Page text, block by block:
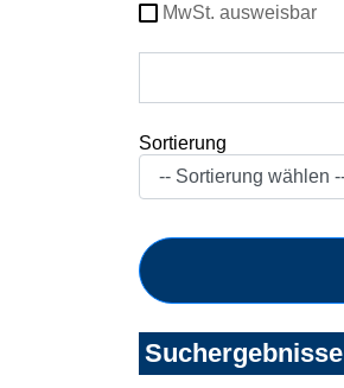
MwSt. ausweisbar
Sortierung
Suchergebnisse